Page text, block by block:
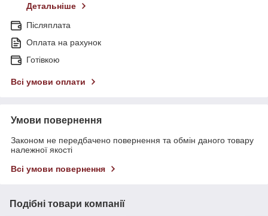
Детальніше
Післяплата
Оплата на рахунок
Готівкою
Всі умови оплати
Умови повернення
Законом не передбачено повернення та обмін даного товару
належної якості
Всі умови повернення
Подібні товари компанії